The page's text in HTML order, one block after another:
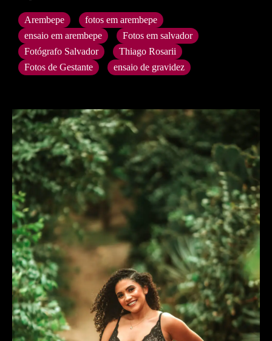
Arembepe
fotos em arembepe
ensaio em arembepe
Fotos em salvador
Fotógrafo Salvador
Thiago Rosarii
Fotos de Gestante
ensaio de gravidez